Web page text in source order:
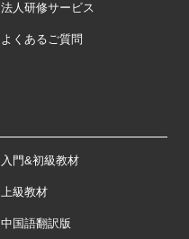
法人研修サービス
よくあるご質問
入門&初級教材
上級教材
中国語翻訳版